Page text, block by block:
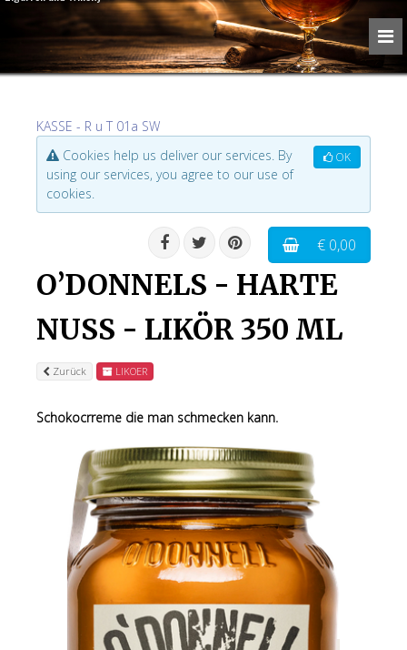
KASSE - R u T 01a SW
OK
Cookies help us deliver our services. By
using our services, you agree to our use of
cookies.
€ 0,00
O’DONNELS - HARTE
NUSS - LIKÖR 350 ML
Zurück LIKOER
Schokocrreme die man schmecken kann.